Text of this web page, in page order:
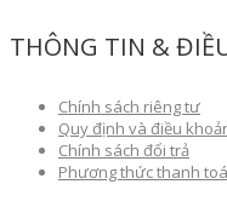
THÔNG TIN &
Chính sách riêng tư
Quy định và điều
Chính sách đổi trả
Phương thức thanh